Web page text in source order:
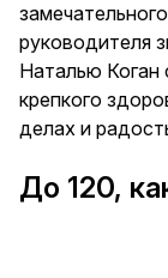
руководителя
Наталью
крепкого
делах и
До 120,